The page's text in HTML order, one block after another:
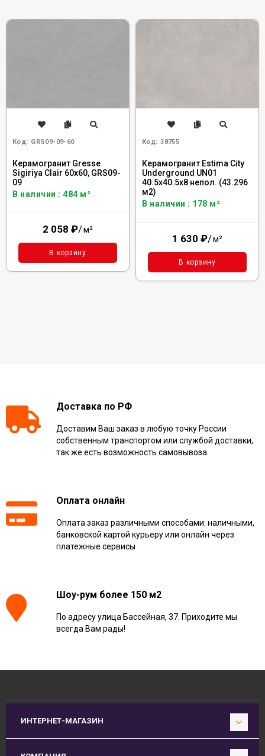
Код: GRS09-09-60
Керамогранит Gresse
Sigiriya Clair 60x60, GRS09-
09
В наличии : 484 м²
2 058 ₽/м²
В корзину
Код: 38755
Керамогранит Estima City
Underground UN01
40.5x40.5x8 непол. (43.296
м2)
В наличии : 178 м²
1 630 ₽/м²
В корзину
Доставка по РФ
Доставим Ваш заказ в любую точку России
собственным транспортом или службой доставки,
так же есть возможность самовывоза.
Оплата онлайн
Оплата заказ различными способами: наличными,
банковской картой курьеру или онлайн через
платежные сервисы
Шоу-рум более 150 м2
По адресу улица Бассейная, 37. Приходите мы
всегда Вам рады!
ИНТЕРНЕТ-МАГАЗИН